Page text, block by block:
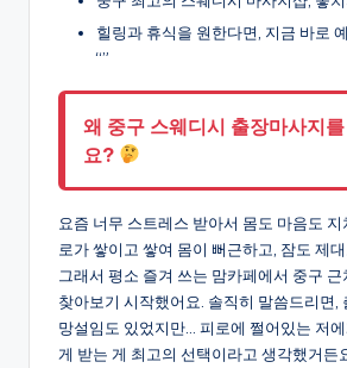
힐링과 휴식을 원한다면, 지금 바로
“”
왜 중구 스웨디시 출장마사지
요?
요즘 너무 스트레스 받아서 몸도 마음도 지
로가 쌓이고 쌓여 몸이 뻐근하고, 잠도 제
그래서 평소 즐겨 쓰는 맘카페에서 중구
찾아보기 시작했어요. 솔직히 말씀드리면,
망설임도 있었지만… 피로에 쩔어있는 저
게 받는 게 최고의 선택이라고 생각했거든